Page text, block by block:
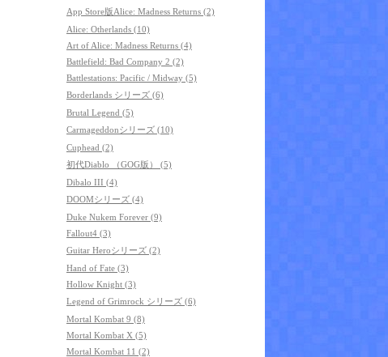
App Store版Alice: Madness Returns (2)
Alice: Otherlands (10)
Art of Alice: Madness Returns (4)
Battlefield: Bad Company 2 (2)
Battlestations: Pacific / Midway (5)
Borderlands シリーズ (6)
Brutal Legend (5)
Carmageddonシリーズ (10)
Cuphead (2)
初代Diablo （GOG版） (5)
Dibalo III (4)
DOOMシリーズ (4)
Duke Nukem Forever (9)
Fallout4 (3)
Guitar Heroシリーズ (2)
Hand of Fate (3)
Hollow Knight (3)
Legend of Grimrock シリーズ (6)
Mortal Kombat 9 (8)
Mortal Kombat X (5)
Mortal Kombat 11 (2)